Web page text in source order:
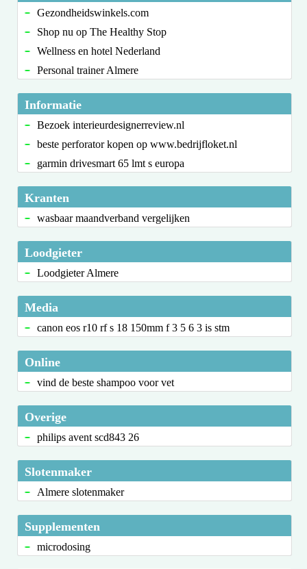
Gezondheidswinkels.com
Shop nu op The Healthy Stop
Wellness en hotel Nederland
Personal trainer Almere
Informatie
Bezoek interieurdesignerreview.nl
beste perforator kopen op www.bedrijfloket.nl
garmin drivesmart 65 lmt s europa
Kranten
wasbaar maandverband vergelijken
Loodgieter
Loodgieter Almere
Media
canon eos r10 rf s 18 150mm f 3 5 6 3 is stm
Online
vind de beste shampoo voor vet
Overige
philips avent scd843 26
Slotenmaker
Almere slotenmaker
Supplementen
microdosing